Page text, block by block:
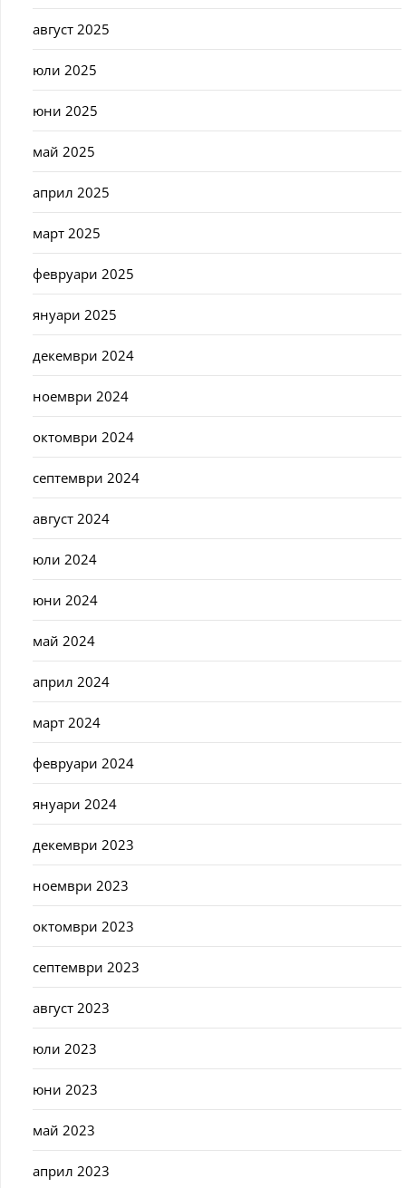
август 2025
юли 2025
юни 2025
май 2025
април 2025
март 2025
февруари 2025
януари 2025
декември 2024
ноември 2024
октомври 2024
септември 2024
август 2024
юли 2024
юни 2024
май 2024
април 2024
март 2024
февруари 2024
януари 2024
декември 2023
ноември 2023
октомври 2023
септември 2023
август 2023
юли 2023
юни 2023
май 2023
април 2023